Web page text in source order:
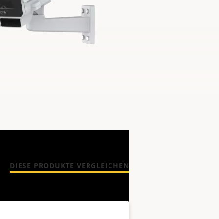
DIESE PRODUKTE VERGLEICHEN